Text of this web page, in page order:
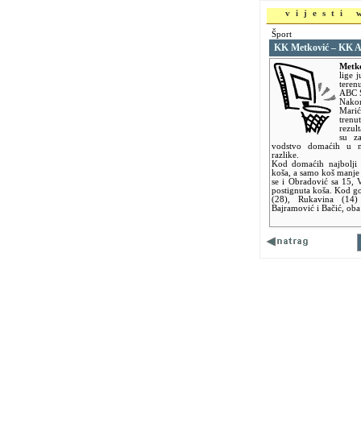
vijesti
Šport
KK Metković – KK
lige
ABC
su
vodstvo domaćih u
razlike.
Kod domaćih
koša, a samo koš
se i Obradović sa 15,
postignuta koša. Kod
(28), Rukavina
Bajramović i Bačić,